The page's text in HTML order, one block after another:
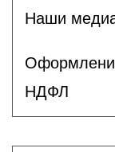
Наши
НДФЛ